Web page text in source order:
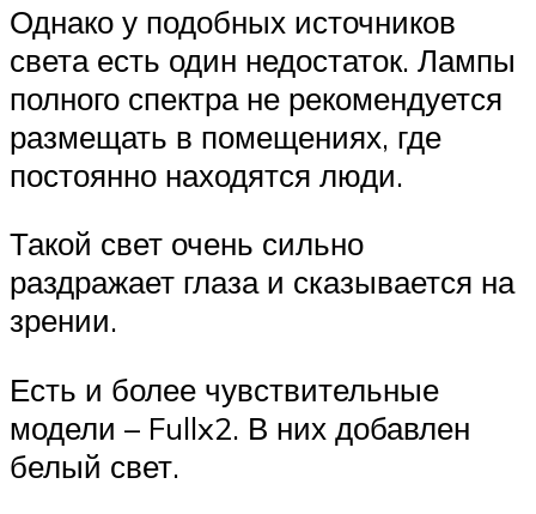
Однако у подобных источников
света есть один недостаток. Лампы
полного спектра не рекомендуется
размещать в помещениях, где
постоянно находятся люди.
Такой свет очень сильно
раздражает глаза и сказывается на
зрении.
Есть и более чувствительные
модели – Fullx2. В них добавлен
белый свет.